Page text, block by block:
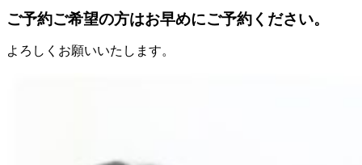
ご予約ご希望の方はお早めにご予約ください。
よろしくお願いいたします。